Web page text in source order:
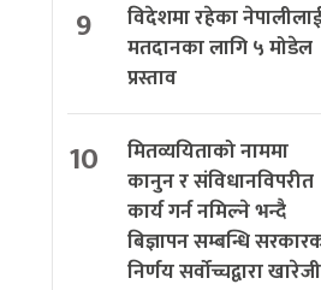
9
विदेशमा रहेका
मतदानका लागि ५ मोडेल
प्रस्ताव
10
मितव्ययिताको नाममा
कानुन र संविधानविपरीत
कार्य गर्न नमिल्ने भन्दै
बिज्ञापन सम्बन्धि
निर्णय सर्वोच्चद्वारा खारेजी